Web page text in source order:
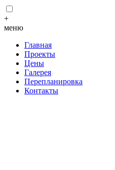
+
меню
Главная
Проекты
Цены
Галерея
Перепланировка
Контакты